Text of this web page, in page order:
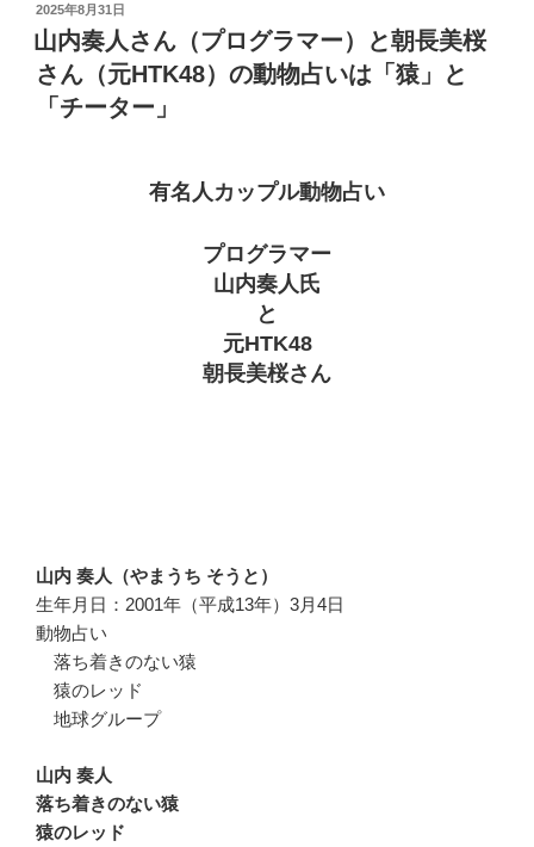
投
稿
日:
2025年8月31日
山内奏人さん（プログラマー）と朝長美桜
さん（元HTK48）の動物占いは「猿」と
「チーター」
有名人カップル動物占い
プログラマー
山内奏人氏
と
元HTK48
朝長美桜さん
山内 奏人（やまうち そうと）
生年月日：2001年（平成13年）3月4日
動物占い
落ち着きのない猿
猿のレッド
地球グループ
山内 奏人
落ち着きのない猿
猿のレッド